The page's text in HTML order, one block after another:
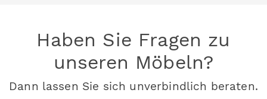
Haben Sie Fragen zu
unseren Möbeln?
Dann lassen Sie sich unverbindlich beraten.